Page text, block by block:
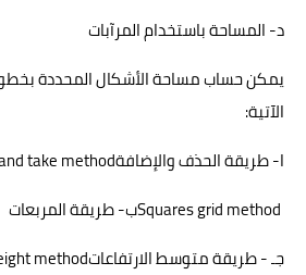
د- المساحة باستخدام المرآبات
يمكن حساب مساحة الأشكال المحددة
الآتية:
ا- طريقة الحذف والإضافةtake method
Squares grid methodب- طريقة المربعات
جـ - طريقة متوسط الارتفاعاتmethod